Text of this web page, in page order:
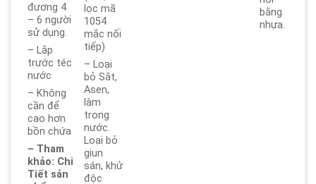
đương 4
– 6 người
sử dụng.
– Lắp
trước téc
nước
– Không
cần để
cao hơn
bồn chứa
– Tham
khảo: Chi
Tiết sản
lọc mã
1054
mắc nối
tiếp)
– Loại
bỏ Sắt,
Asen,
làm
trong
nước.
Loại bỏ
giun
sán, khử
độc
bằng
nhựa.